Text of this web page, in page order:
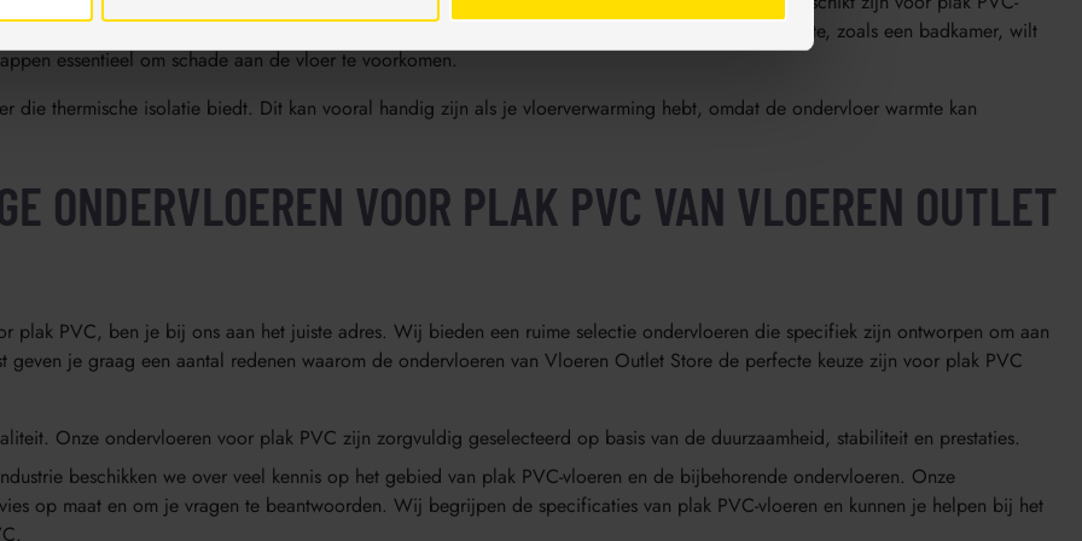
een ondervloer met geïntegreerde vochtbarrière nodig hebt. Als je plak PVC in een vochtige ruimte, zoals een badkamer, wilt
essentieel om schade aan de vloer te voorkomen.
die thermische isolatie biedt. Dit kan vooral handig zijn als je vloerverwarming hebt, omdat de ondervloer warmte kan
ONDERVLOEREN VOOR PLAK PVC VAN VLOEREN OUTLET
plak PVC, ben je bij ons aan het juiste adres. Wij bieden een ruime selectie ondervloeren die specifiek zijn ontworpen om aan
geven je graag een aantal redenen waarom de ondervloeren van Vloeren Outlet Store de perfecte keuze zijn voor plak PVC
Onze ondervloeren voor plak PVC zijn zorgvuldig geselecteerd op basis van de duurzaamheid, stabiliteit en prestaties.
beschikken we over veel kennis op het gebied van plak PVC-vloeren en de bijbehorende ondervloeren. Onze
op maat en om je vragen te beantwoorden. Wij begrijpen de specificaties van plak PVC-vloeren en kunnen je helpen bij het